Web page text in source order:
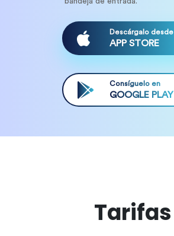
Descárgalo desde
APP STORE
Consíguelo en
GOOGLE PLAY
Tarifas